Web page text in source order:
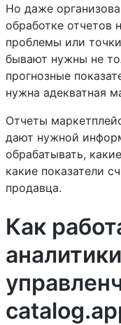
Но даже
обработке отчетов
проблемы или
бывают нужны не
прогнозные
нужна адекватная
Отчеты
дают нужной
обрабатывать,
какие показатели
продавца.
Как